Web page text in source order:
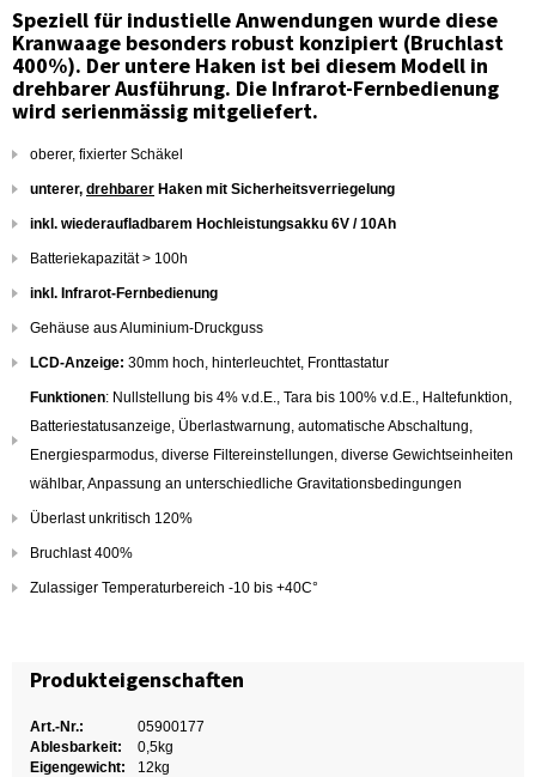
Speziell für industielle Anwendungen wurde diese
Kranwaage besonders robust konzipiert (Bruchlast
400%). Der untere Haken ist bei diesem Modell in
drehbarer Ausführung. Die Infrarot-Fernbedienung
wird serienmässig mitgeliefert.
oberer, fixierter Schäkel
unterer, drehbarer Haken mit Sicherheitsverriegelung
inkl. wiederaufladbarem Hochleistungsakku 6V / 10Ah
Batteriekapazität > 100h
inkl. Infrarot-Fernbedienung
Gehäuse aus Aluminium-Druckguss
LCD-Anzeige: 30mm hoch, hinterleuchtet, Fronttastatur
Funktionen: Nullstellung bis 4% v.d.E., Tara bis 100% v.d.E., Haltefunktion,
Batteriestatusanzeige, Überlastwarnung, automatische Abschaltung,
Energiesparmodus, diverse Filtereinstellungen, diverse Gewichtseinheiten
wählbar, Anpassung an unterschiedliche Gravitationsbedingungen
Überlast unkritisch 120%
Bruchlast 400%
Zulassiger Temperaturbereich -10 bis +40C°
Produkteigenschaften
Art.-Nr.:
05900177
Ablesbarkeit:
0,5kg
Eigengewicht:
12kg